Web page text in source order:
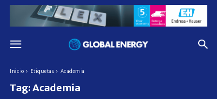
Inicio Etiquetas Academia
Tag: Academia